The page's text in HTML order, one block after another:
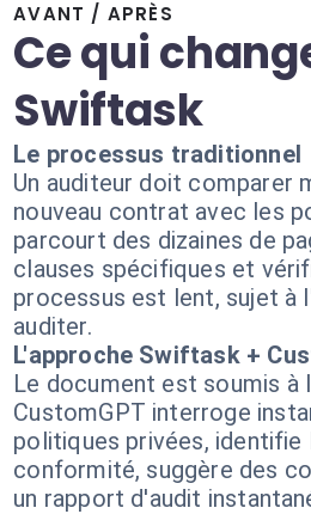
AVANT / APRÈS
Ce qui
Swiftask
Le processus traditionnel
Un auditeur doit comparer
nouveau contrat avec les
parcourt des dizaines de
clauses spécifiques et
processus est lent, sujet à
auditer.
L'approche Swiftask +
Le document est soumis à
CustomGPT interroge
politiques privées, identifie
conformité, suggère des
un rapport d'audit